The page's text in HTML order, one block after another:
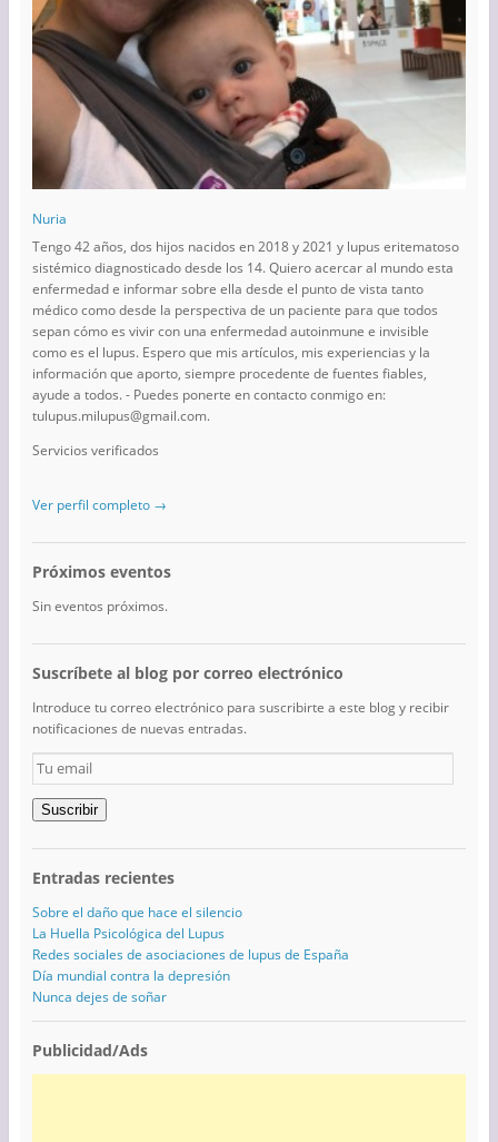
Nuria
Tengo 42 años, dos hijos nacidos en 2018 y 2021 y lupus eritematoso
sistémico diagnosticado desde los 14. Quiero acercar al mundo esta
enfermedad e informar sobre ella desde el punto de vista tanto
médico como desde la perspectiva de un paciente para que todos
sepan cómo es vivir con una enfermedad autoinmune e invisible
como es el lupus. Espero que mis artículos, mis experiencias y la
información que aporto, siempre procedente de fuentes fiables,
ayude a todos. - Puedes ponerte en contacto conmigo en:
tulupus.milupus@gmail.com.
Servicios verificados
Ver perfil completo →
Próximos eventos
Sin eventos próximos.
Suscríbete al blog por correo electrónico
Introduce tu correo electrónico para suscribirte a este blog y recibir
notificaciones de nuevas entradas.
Tu
email
Suscribir
Entradas recientes
Sobre el daño que hace el silencio
La Huella Psicológica del Lupus
Redes sociales de asociaciones de lupus de España
Día mundial contra la depresión
Nunca dejes de soñar
Publicidad/Ads